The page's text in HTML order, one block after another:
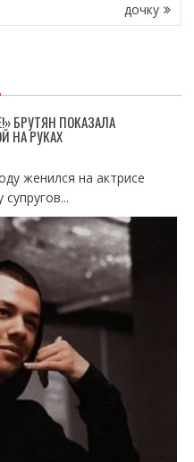
дочку
БРУТЯН ПОКАЗАЛА
НА РУКАХ
женился на актрисе